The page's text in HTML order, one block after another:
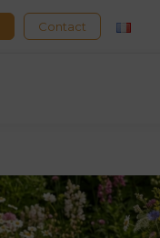
Contact